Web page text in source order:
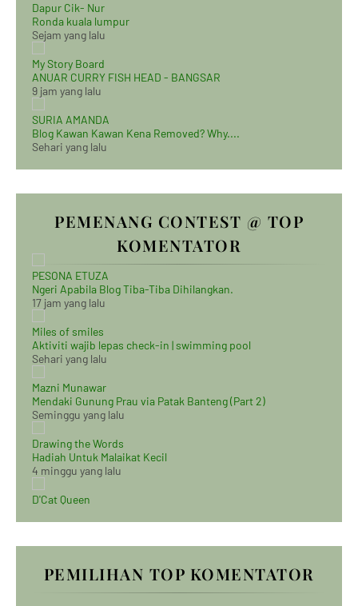
Dapur Cik- Nur
Ronda kuala lumpur
Sejam yang lalu
My Story Board
ANUAR CURRY FISH HEAD - BANGSAR
9 jam yang lalu
SURIA AMANDA
Blog Kawan Kawan Kena Removed? Why....
Sehari yang lalu
PEMENANG CONTEST @ TOP
KOMENTATOR
PESONA ETUZA
Ngeri Apabila Blog Tiba-Tiba Dihilangkan.
17 jam yang lalu
Miles of smiles
Aktiviti wajib lepas check-in | swimming pool
Sehari yang lalu
Mazni Munawar
Mendaki Gunung Prau via Patak Banteng (Part 2)
Seminggu yang lalu
Drawing the Words
Hadiah Untuk Malaikat Kecil
4 minggu yang lalu
D'Cat Queen
PEMILIHAN TOP KOMENTATOR